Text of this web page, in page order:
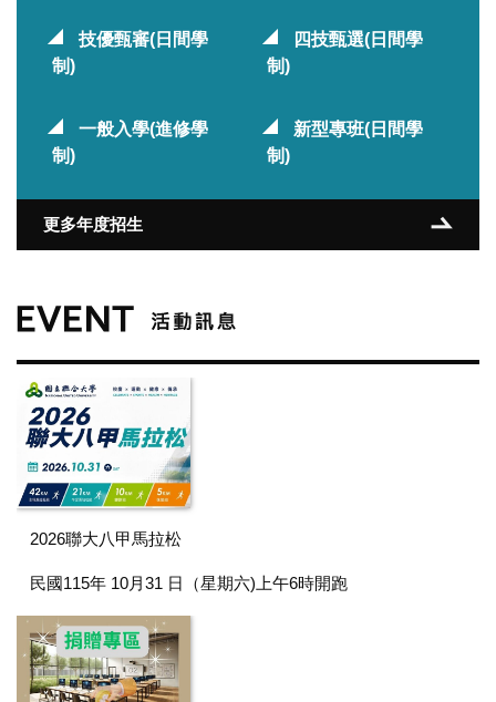
技優甄審(日間學
制)
四技甄選(日間學
制)
一般入學(進修學
制)
新型專班(日間學
制)
更多年度招生
2026聯大八甲馬拉松
民國115年 10月31 日（星期六)上午6時開跑